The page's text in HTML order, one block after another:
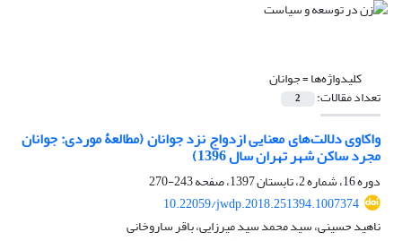
کلیدواژه‌ها =جوانان
تعداد مقالات: 2
واکاوی دلالت‌های معنایی ازدواج نزد جوانان (مطالعۀ موردی: جوانان
مجرد ساکن شهر تهران سال 1396)
دوره 16، شماره 2، تابستان 1397، صفحه
243-270
10.22059/jwdp.2018.251394.1007374
ناهید حسینی، سید محمد سید میرزایی، باقر ساروخانی